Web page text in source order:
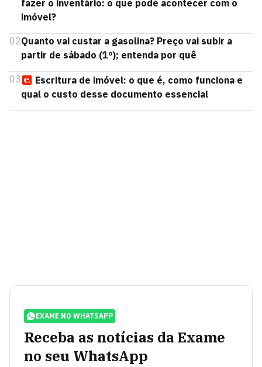
fazer o inventário: o que pode acontecer com o
imóvel?
02Quanto vai custar a gasolina? Preço vai subir a
partir de sábado (1º); entenda por quê
03
Escritura de imóvel: o que é, como funciona e
qual o custo desse documento essencial
EXAME NO WHATSAPP
Receba as notícias da Exame
no seu WhatsApp